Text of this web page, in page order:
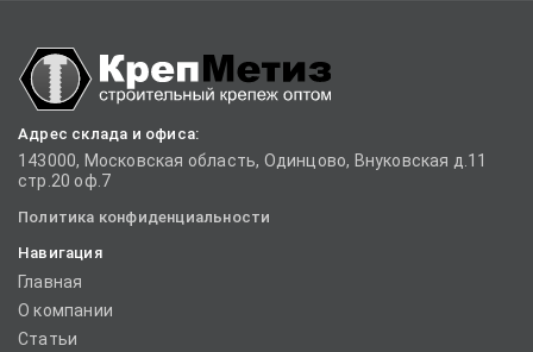
Адрес склада и офиса:
143000, Московская область, Одинцово, Внуковская д.11
стр.20 оф.7
Политика конфиденциальности
Навигация
Главная
О компании
Статьи